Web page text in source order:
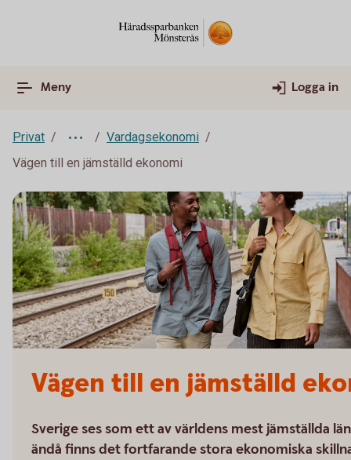
Meny Logga in
Privat
Vardagsekonomi
Vägen till en jämställd ekonomi
Vägen till en jämställd
Sverige ses som ett av världens mest jämställda
ändå finns det fortfarande stora ekonomiska